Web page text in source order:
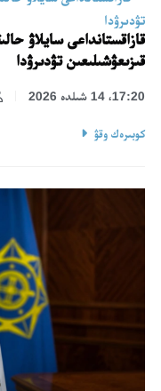
قازاقستانداعى سايلاۋ
قىزىعۋشىلىعىن تۋدىرۋدا
17:20، 14 شىلدە 2026
كوبىرەك وقۋ